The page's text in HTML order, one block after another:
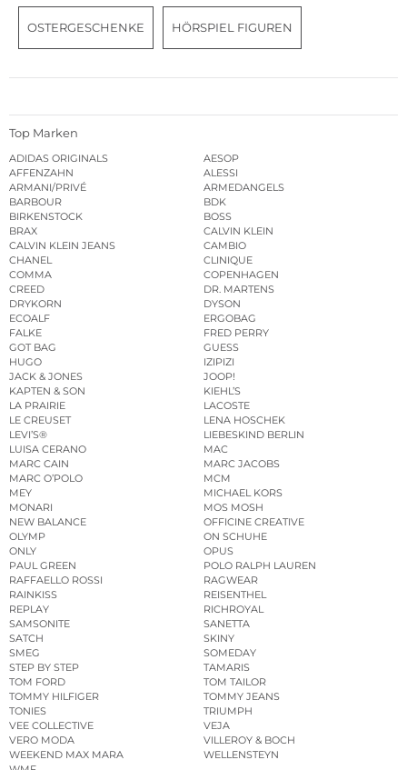
OSTERGESCHENKE HÖRSPIEL FIGUREN
Top Marken
ADIDAS ORIGINALS
AESOP
AFFENZAHN
ALESSI
ARMANI/PRIVÉ
ARMEDANGELS
BARBOUR
BDK
BIRKENSTOCK
BOSS
BRAX
CALVIN KLEIN
CALVIN KLEIN JEANS
CAMBIO
CHANEL
CLINIQUE
COMMA
COPENHAGEN
CREED
DR. MARTENS
DRYKORN
DYSON
ECOALF
ERGOBAG
FALKE
FRED PERRY
GOT BAG
GUESS
HUGO
IZIPIZI
JACK & JONES
JOOP!
KAPTEN & SON
KIEHL’S
LA PRAIRIE
LACOSTE
LE CREUSET
LENA HOSCHEK
LEVI’S®
LIEBESKIND BERLIN
LUISA CERANO
MAC
MARC CAIN
MARC JACOBS
MARC O’POLO
MCM
MEY
MICHAEL KORS
MONARI
MOS MOSH
NEW BALANCE
OFFICINE CREATIVE
OLYMP
ON SCHUHE
ONLY
OPUS
PAUL GREEN
POLO RALPH LAUREN
RAFFAELLO ROSSI
RAGWEAR
RAINKISS
REISENTHEL
REPLAY
RICHROYAL
SAMSONITE
SANETTA
SATCH
SKINY
SMEG
SOMEDAY
STEP BY STEP
TAMARIS
TOM FORD
TOM TAILOR
TOMMY HILFIGER
TOMMY JEANS
TONIES
TRIUMPH
VEE COLLECTIVE
VEJA
VERO MODA
VILLEROY & BOCH
WEEKEND MAX MARA
WELLENSTEYN